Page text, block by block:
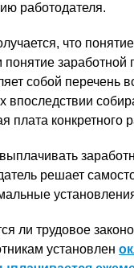
работодателя.
что
заработной
собой перечень
впоследствии
плата конкретного
решает
ли трудовое
установлен